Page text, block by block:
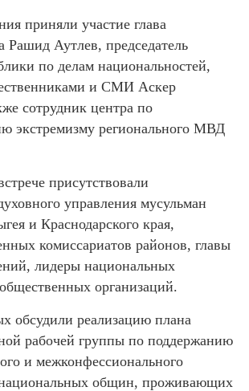
приняли участие глава
Рашид Аутлев, председатель
по делам национальностей,
и СМИ Аскер
сотрудник центра по
экстремизму регионального МВД
присутствовали
управления мусульман
и Краснодарского края,
комиссариатов районов, главы
лидеры национальных
организаций.
обсудили реализацию плана
рабочей группы по поддержанию
и межконфессионального
национальных общин, проживающих